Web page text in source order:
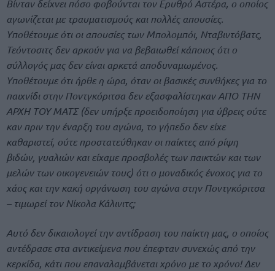
Βίνταν δείχνει πόσο φοβούνται τον Ερυθρό Αστέρα, ο οποίος
αγωνίζεται με τραυματισμούς και πολλές απουσίες.
Υποθέτουμε ότι οι απουσίες των Μπολομπόι, Νταβιντόβατς,
Τεόντοσιτς δεν αρκούν για να βεβαιωθεί κάποιος ότι ο
σύλλογός μας δεν είναι αρκετά αποδυναμωμένος.
Υποθέτουμε ότι ήρθε η ώρα, όταν οι βασικές συνθήκες για το
παιχνίδι στην Ποντγκόριτσα δεν εξασφαλίστηκαν ΑΠΟ ΤΗΝ
ΑΡΧΗ ΤΟΥ ΜΑΤΣ (δεν υπήρξε προειδοποίηση για ύβρεις ούτε
καν πριν την έναρξη του αγώνα, το γήπεδο δεν είχε
καθαριστεί, ούτε προστατεύθηκαν οι παίκτες από ρίψη
βιδών, γυαλιών και είχαμε προσβολές των παικτών και των
μελών των οικογενειών τους) ότι ο μοναδικός ένοχος για το
χάος και την κακή οργάνωση του αγώνα στην Ποντγκόριτσα
– τιμωρεί τον Νίκολα Κάλινιτς;
Αυτό δεν δικαιολογεί την αντίδραση του παίκτη μας, ο οποίος
αντέδρασε στα αντικείμενα που έπεφταν συνεχώς από την
κερκίδα, κάτι που επαναλαμβάνεται χρόνο με το χρόνο! Δεν